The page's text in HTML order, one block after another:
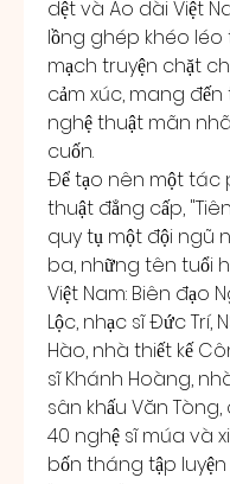
dệt và Áo dài Việt
lồng ghép khéo
mạch truyện chặt
cảm xúc, mang đến
nghệ thuật mãn
cuốn.
Để tạo nên một tác
thuật đẳng cấp,
quy tụ một đội ngũ
ba, những tên tuổi
Việt Nam: Biên đạo
Lộc, nhạc sĩ Đức Trí,
Hào, nhà thiết kế
sĩ Khánh Hoàng,
sân khấu Văn
40 nghệ sĩ múa và
bốn tháng tập luyện